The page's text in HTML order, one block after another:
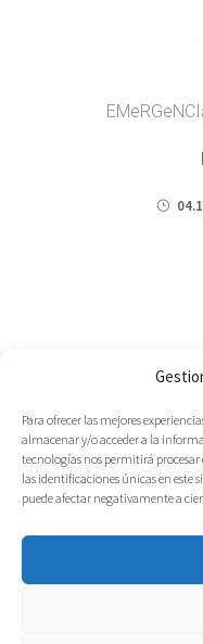
Para ofrecer las mejores
almacenar y/o acceder a la
tecnologías nos permitirá
las identificaciones únicas en
puede afectar negativamente a